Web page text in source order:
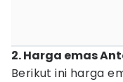
2. Harga emas
Berikut ini harga